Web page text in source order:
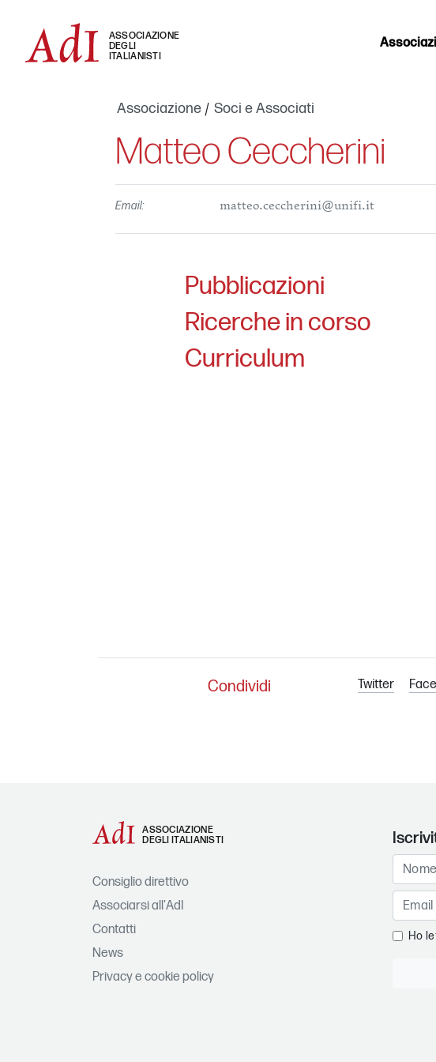
ASSOCIAZIONE
DEGLI
ITALIANISTI
Associazione Soci e Associati
Matteo Ceccherini
Email: matteo.ceccherini@unifi.it
Pubblicazioni
Ricerche in corso
Curriculum
Condividi Twitter
ASSOCIAZIONE
DEGLI ITALIANISTI
Consiglio direttivo
Associarsi all'AdI
Contatti
News
Privacy e cookie policy
Ho